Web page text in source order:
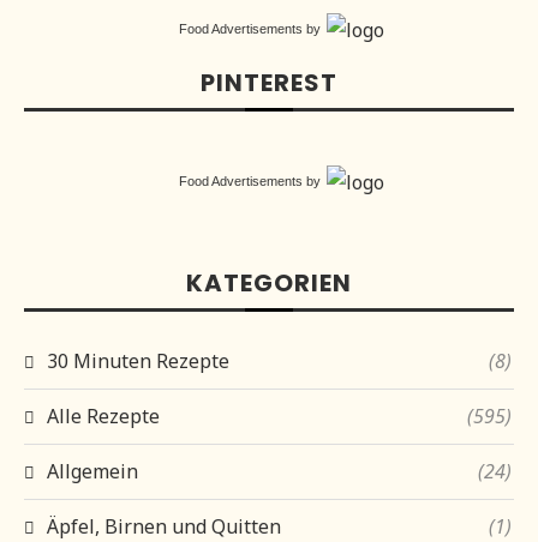
Food Advertisements by
PINTEREST
Food Advertisements by
KATEGORIEN
30 Minuten Rezepte (8)
Alle Rezepte (595)
Allgemein (24)
Äpfel, Birnen und Quitten (1)